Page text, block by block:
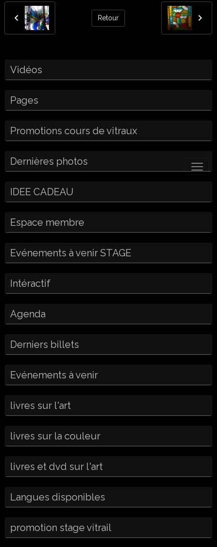
Retour
Vidéos
Pages
Promotions cours de vitraux
Dernières photos
IDEE CADEAU
Espace membre
Evénements à venir STAGE
Intéractif
Agenda
Derniers billets
Evénements à venir
livres sur l'art
livres sur la couleur
livres et dvd sur l'art
Langues disponibles
promotion stage vitrail